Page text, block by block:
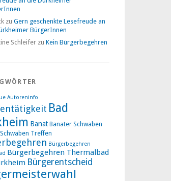
zu Gern geschenkte Lesefreude an
BürgerInnen
Schleifer zu Kein Bürgerbegehren
Autoreninfo
Bad
Banat Banater Schwaben
Treffen
Bürgerbegehren
Bürgerbegehren Thermalbad
Bürgerentscheid